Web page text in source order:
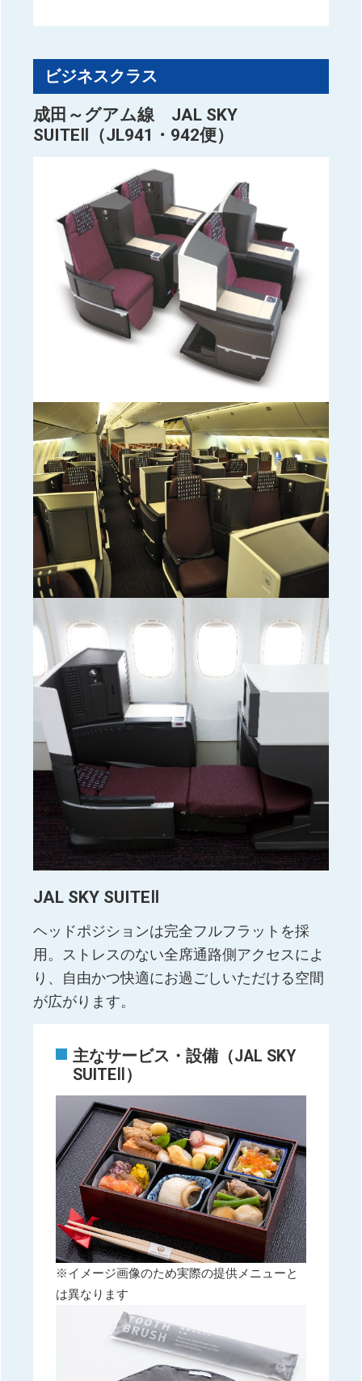
ビジネスクラス
成田～グアム線 JAL SKY
SUITEⅡ（JL941・942便）
JAL SKY SUITEⅡ
ヘッドポジションは完全フルフラットを採
用。ストレスのない全席通路側アクセスによ
り、自由かつ快適にお過ごしいただける空間
が広がります。
主なサービス・設備（JAL SKY
SUITEⅡ）
※イメージ画像のため実際の提供メニューと
は異なります